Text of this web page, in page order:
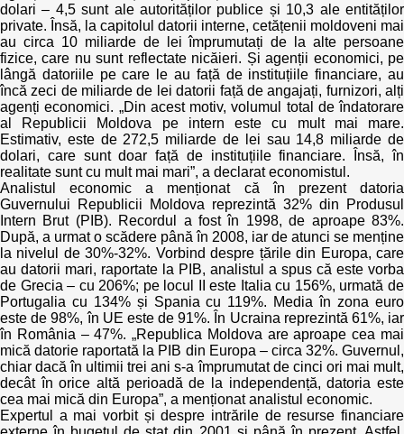
dolari – 4,5 sunt ale autorităților publice și 10,3 ale entităților
private. Însă, la capitolul datorii interne, cetățenii moldoveni mai
au circa 10 miliarde de lei împrumutați de la alte persoane
fizice, care nu sunt reflectate nicăieri. Și agenții economici, pe
lângă datoriile pe care le au față de instituțiile financiare, au
încă zeci de miliarde de lei datorii față de angajați, furnizori, alți
agenți economici. „Din acest motiv, volumul total de îndatorare
al Republicii Moldova pe intern este cu mult mai mare.
Estimativ, este de 272,5 miliarde de lei sau 14,8 miliarde de
dolari, care sunt doar față de instituțiile financiare. Însă, în
realitate sunt cu mult mai mari”, a declarat economistul.
Analistul economic a menționat că în prezent datoria
Guvernului Republicii Moldova reprezintă 32% din Produsul
Intern Brut (PIB). Recordul a fost în 1998, de aproape 83%.
După, a urmat o scădere până în 2008, iar de atunci se menține
la nivelul de 30%-32%. Vorbind despre țările din Europa, care
au datorii mari, raportate la PIB, analistul a spus că este vorba
de Grecia – cu 206%; pe locul II este Italia cu 156%, urmată de
Portugalia cu 134% și Spania cu 119%. Media în zona euro
este de 98%, în UE este de 91%. În Ucraina reprezintă 61%, iar
în România – 47%. „Republica Moldova are aproape cea mai
mică datorie raportată la PIB din Europa – circa 32%. Guvernul,
chiar dacă în ultimii trei ani s-a împrumutat de cinci ori mai mult,
decât în orice altă perioadă de la independență, datoria este
cea mai mică din Europa”, a menționat analistul economic.
Expertul a mai vorbit și despre intrările de resurse financiare